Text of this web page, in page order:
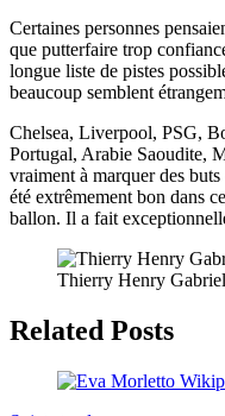
Certaines personnes
que putterfaire trop
longue liste de pistes
beaucoup semblent
Chelsea, Liverpool, PSG,
Portugal, Arabie Saoudite,
vraiment à marquer des
été extrêmement bon dans
ballon. Il a fait
Thierry Henry
Related Posts